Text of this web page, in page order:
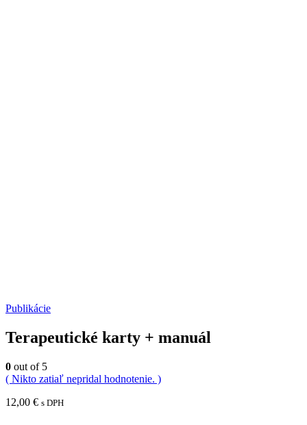
Publikácie
Terapeutické karty + manuál
0 out of 5
( Nikto zatiaľ nepridal hodnotenie. )
12,00 € s DPH